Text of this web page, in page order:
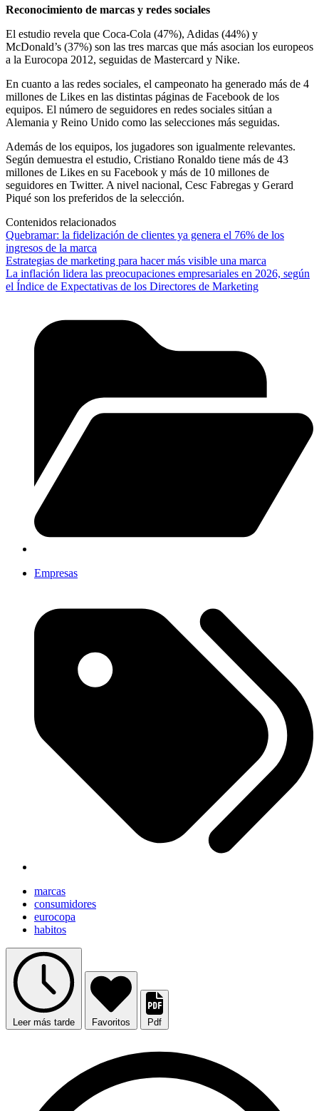
Reconocimiento de marcas y redes sociales
El estudio revela que Coca-Cola (47%), Adidas (44%) y
McDonald’s (37%) son las tres marcas que más asocian los europeos
a la Eurocopa 2012, seguidas de Mastercard y Nike.
En cuanto a las redes sociales, el campeonato ha generado más de 4
millones de Likes en las distintas páginas de Facebook de los
equipos. El número de seguidores en redes sociales sitúan a
Alemania y Reino Unido como las selecciones más seguidas.
Además de los equipos, los jugadores son igualmente relevantes.
Según demuestra el estudio, Cristiano Ronaldo tiene más de 43
millones de Likes en su Facebook y más de 10 millones de
seguidores en Twitter. A nivel nacional, Cesc Fabregas y Gerard
Piqué son los preferidos de la selección.
Contenidos relacionados
Quebramar: la fidelización de clientes ya genera el 76% de los
ingresos de la marca
Estrategias de marketing para hacer más visible una marca
La inflación lidera las preocupaciones empresariales en 2026, según
el Índice de Expectativas de los Directores de Marketing
Empresas
marcas
consumidores
eurocopa
habitos
Leer más tarde Favoritos Pdf